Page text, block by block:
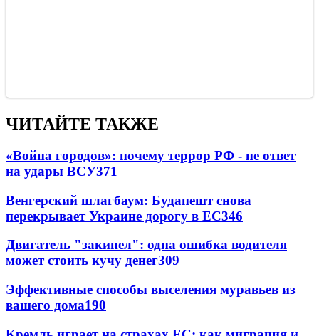
ЧИТАЙТЕ ТАКЖЕ
«Война городов»: почему террор РФ - не ответ
на удары ВСУ371
Венгерский шлагбаум: Будапешт снова
перекрывает Украине дорогу в ЕС346
Двигатель "закипел": одна ошибка водителя
может стоить кучу денег309
Эффективные способы выселения муравьев из
вашего дома190